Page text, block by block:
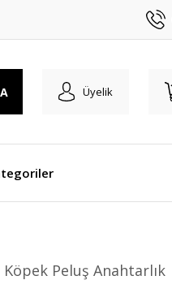
Üyelik
Peluş Anahtarlık